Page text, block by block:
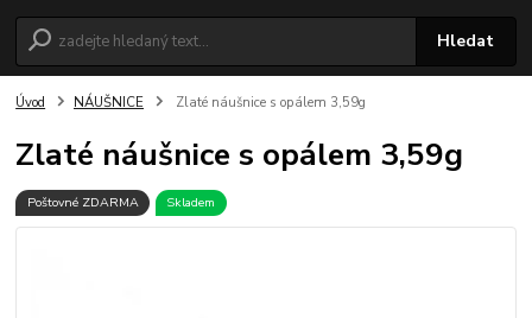
Hledat
Úvod NÁUŠNICE Zlaté náušnice s opálem 3,59g
Zlaté náušnice s opálem 3,59g
Poštovné ZDARMA Skladem